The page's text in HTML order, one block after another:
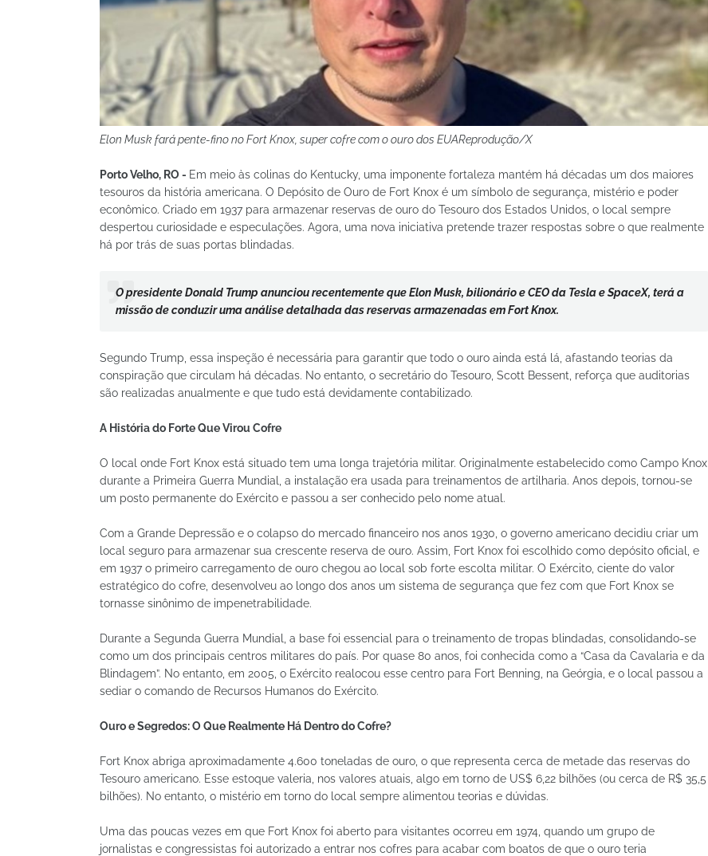
Elon Musk fará pente-fino no Fort Knox, super cofre com o ouro dos EUAReprodução/X
Porto Velho, RO - Em meio às colinas do Kentucky, uma imponente fortaleza mantém há décadas um dos maiores
tesouros da história americana. O Depósito de Ouro de Fort Knox é um símbolo de segurança, mistério e poder
econômico. Criado em 1937 para armazenar reservas de ouro do Tesouro dos Estados Unidos, o local sempre
despertou curiosidade e especulações. Agora, uma nova iniciativa pretende trazer respostas sobre o que realmente
há por trás de suas portas blindadas.
O presidente Donald Trump anunciou recentemente que Elon Musk, bilionário e CEO da Tesla e SpaceX, terá a
missão de conduzir uma análise detalhada das reservas armazenadas em Fort Knox.
Segundo Trump, essa inspeção é necessária para garantir que todo o ouro ainda está lá, afastando teorias da
conspiração que circulam há décadas. No entanto, o secretário do Tesouro, Scott Bessent, reforça que auditorias
são realizadas anualmente e que tudo está devidamente contabilizado.
A História do Forte Que Virou Cofre
O local onde Fort Knox está situado tem uma longa trajetória militar. Originalmente estabelecido como Campo Knox
durante a Primeira Guerra Mundial, a instalação era usada para treinamentos de artilharia. Anos depois, tornou-se
um posto permanente do Exército e passou a ser conhecido pelo nome atual.
Com a Grande Depressão e o colapso do mercado financeiro nos anos 1930, o governo americano decidiu criar um
local seguro para armazenar sua crescente reserva de ouro. Assim, Fort Knox foi escolhido como depósito oficial, e
em 1937 o primeiro carregamento de ouro chegou ao local sob forte escolta militar. O Exército, ciente do valor
estratégico do cofre, desenvolveu ao longo dos anos um sistema de segurança que fez com que Fort Knox se
tornasse sinônimo de impenetrabilidade.
Durante a Segunda Guerra Mundial, a base foi essencial para o treinamento de tropas blindadas, consolidando-se
como um dos principais centros militares do país. Por quase 80 anos, foi conhecida como a “Casa da Cavalaria e da
Blindagem”. No entanto, em 2005, o Exército realocou esse centro para Fort Benning, na Geórgia, e o local passou a
sediar o comando de Recursos Humanos do Exército.
Ouro e Segredos: O Que Realmente Há Dentro do Cofre?
Fort Knox abriga aproximadamente 4.600 toneladas de ouro, o que representa cerca de metade das reservas do
Tesouro americano. Esse estoque valeria, nos valores atuais, algo em torno de US$ 6,22 bilhões (ou cerca de R$ 35,5
bilhões). No entanto, o mistério em torno do local sempre alimentou teorias e dúvidas.
Uma das poucas vezes em que Fort Knox foi aberto para visitantes ocorreu em 1974, quando um grupo de
jornalistas e congressistas foi autorizado a entrar nos cofres para acabar com boatos de que o ouro teria